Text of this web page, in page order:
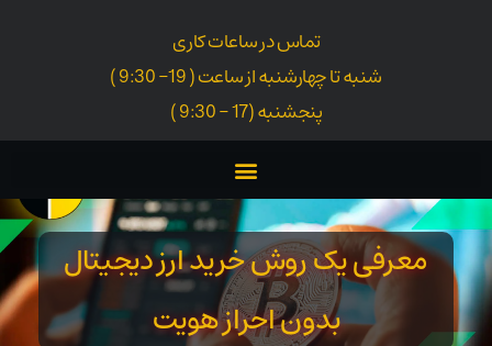
تماس در ساعات کاری
شنبه تا چهارشنبه از ساعت ( 19- 9:30 )
پنجشنبه (17 - 9:30 )
معرفی یک روش خرید ارز دیجیتال
بدون احراز هویت